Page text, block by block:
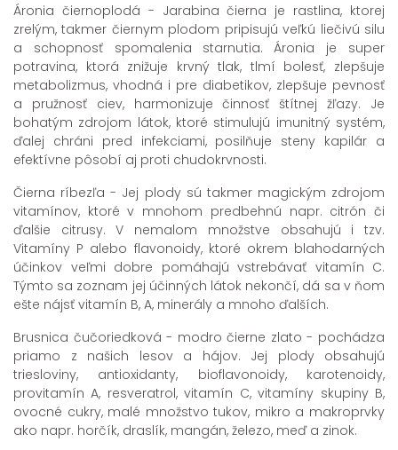
Áronia čiernoplodá - Jarabina čierna je rastlina, ktorej
zrelým, takmer čiernym plodom pripisujú veľkú liečivú silu
a schopnosť spomalenia starnutia. Áronia je super
potravina, ktorá znižuje krvný tlak, tlmí bolesť, zlepšuje
metabolizmus, vhodná i pre diabetikov, zlepšuje pevnosť
a pružnosť ciev, harmonizuje činnosť štítnej žľazy. Je
bohatým zdrojom látok, ktoré stimulujú imunitný systém,
ďalej chráni pred infekciami, posilňuje steny kapilár a
efektívne pôsobí aj proti chudokrvnosti.
Čierna ríbezľa - Jej plody sú takmer magickým zdrojom
vitamínov, ktoré v mnohom predbehnú napr. citrón či
ďalšie citrusy. V nemalom množstve obsahujú i tzv.
Vitamíny P alebo flavonoidy, ktoré okrem blahodarných
účinkov veľmi dobre pomáhajú vstrebávať vitamín C.
Týmto sa zoznam jej účinných látok nekončí, dá sa v ňom
ešte nájsť vitamín B, A, minerály a mnoho ďalších.
Brusnica čučoriedková - modro čierne zlato - pochádza
priamo z našich lesov a hájov. Jej plody obsahujú
triesloviny, antioxidanty, bioflavonoidy, karotenoidy,
provitamín A, resveratrol, vitamín C, vitamíny skupiny B,
ovocné cukry, malé množstvo tukov, mikro a makroprvky
ako napr. horčík, draslík, mangán, železo, meď a zinok.